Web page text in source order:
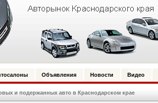
Объявления Новости Видео
и подержанных авто в Краснодарском крае